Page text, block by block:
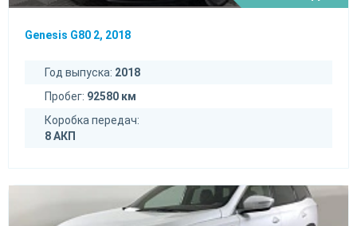
Genesis G80 2, 2018
Год выпуска: 2018
Пробег: 92580 км
Коробка передач:
8 AКП